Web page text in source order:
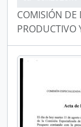
COMISIÓN DE
PRODUCTIVO